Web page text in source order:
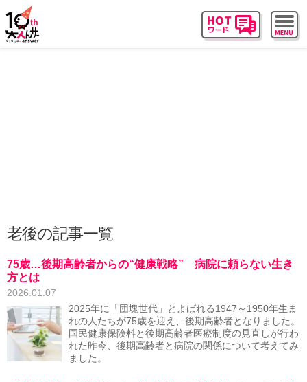
老後の記事一覧
75歳…後期高齢者からの“健康戦略” 病院に頼らない生き
方とは
2026.01.07
2025年に「団塊世代」とよばれる1947～1950年生ま
れの人たちが75歳を迎え、後期高齢者となりました。
国民健康保険料と後期高齢者医療制度の見直しが行わ
れた昨今、後期高齢者と病院の関係について考えてみ
ました。